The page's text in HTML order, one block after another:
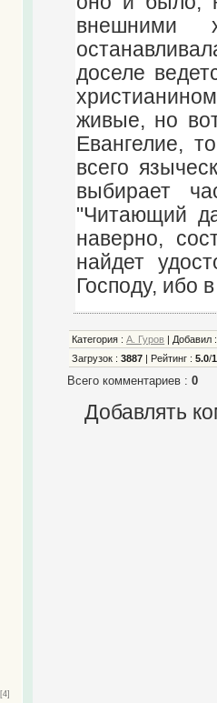
[4]
внешними
доселе
живые, но
Евангелие,
всего
выбирает
"Читающий
наверно,
найдет
Господу, ибо
Категория :А. Гуров Добавил
Загрузок :3887 Рейтинг :5.0/1
Всего комментариев :0
Добавлять